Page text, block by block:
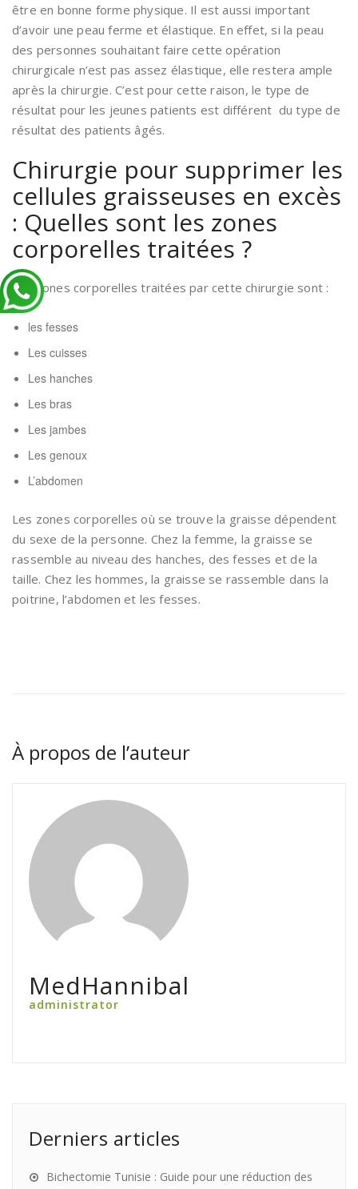
être en bonne forme physique. Il est aussi important
d’avoir une peau ferme et élastique. En effet, si la peau
des personnes souhaitant faire cette opération
chirurgicale n’est pas assez élastique, elle restera ample
après la chirurgie. C’est pour cette raison, le type de
résultat pour les jeunes patients est différent du type de
résultat des patients âgés.
Chirurgie pour supprimer les
cellules graisseuses en excès
: Quelles sont les zones
corporelles traitées ?
Les zones corporelles traitées par cette chirurgie sont :
les fesses
Les cuisses
Les hanches
Les bras
Les jambes
Les genoux
L’abdomen
Les zones corporelles où se trouve la graisse dépendent
du sexe de la personne. Chez la femme, la graisse se
rassemble au niveau des hanches, des fesses et de la
taille. Chez les hommes, la graisse se rassemble dans la
poitrine, l’abdomen et les fesses.
À propos de l’auteur
MedHannibal
administrator
Derniers articles
Bichectomie Tunisie : Guide pour une réduction des